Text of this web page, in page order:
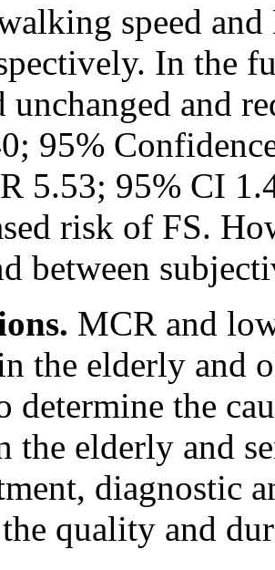
speed
In the
unchanged and
95%
5.53; 95% CI
risk of FS.
between
MCR and
the elderly and
determine the
the elderly and
diagnostic
quality and